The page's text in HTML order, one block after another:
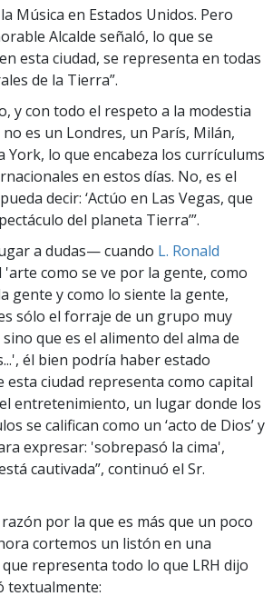
Música en Estados Unidos. Pero
Alcalde señaló, lo que se
esta ciudad, se representa en todas
de la Tierra”.
y con todo el respeto a la modestia
es un Londres, un París, Milán,
York, lo que encabeza los currículums
en estos días. No, es el
decir: ‘Actúo en Las Vegas, que
del planeta Tierra’”.
a dudas— cuando L. Ronald
'arte como se ve por la gente, como
gente y como lo siente la gente,
sólo el forraje de un grupo muy
que es el alimento del alma de
él bien podría haber estado
esta ciudad representa como capital
entretenimiento, un lugar donde los
se califican como un ‘acto de Dios’ y
expresar: 'sobrepasó la cima',
cautivada”, continuó el Sr.
por la que es más que un poco
cortemos un listón en una
representa todo lo que LRH dijo
textualmente: